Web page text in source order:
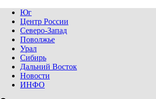
Юг
Центр России
Северо-Запад
Поволжье
Урал
Сибирь
Дальний Восток
Новости
ИНФО